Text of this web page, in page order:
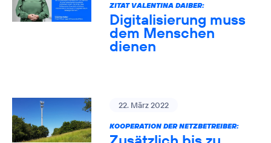
ZITAT VALENTINA DAIBER:
Digitalisierung muss
dem Menschen
dienen
22. März 2022
KOOPERATION DER NETZBETREIBER: